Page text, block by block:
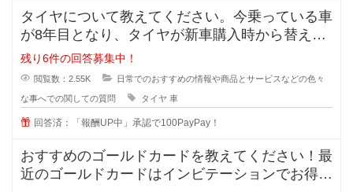
タイヤについて教えてください。今乗っている車
が8年目となり、タイヤが新車購入時から替えて
いません。スリップサインが出てき
残り6件の回答募集中！
閲覧数：2.55K 日常でのおすすめの情報や商品とサービスなどの色々
な事へでの関しての質問 タイヤ 車
回答済：「報酬UP中」承認で100PayPay！
おすすめのゴールドカードを教えてください！最
近のゴールドカードはインビテーションでお得に